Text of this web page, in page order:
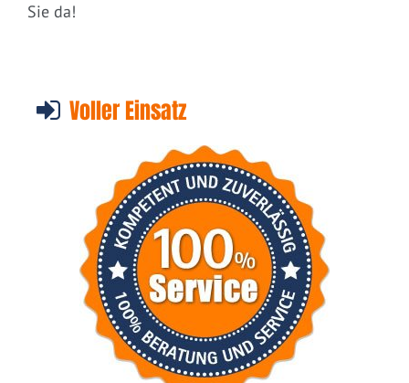
Sie da!
Voller Einsatz